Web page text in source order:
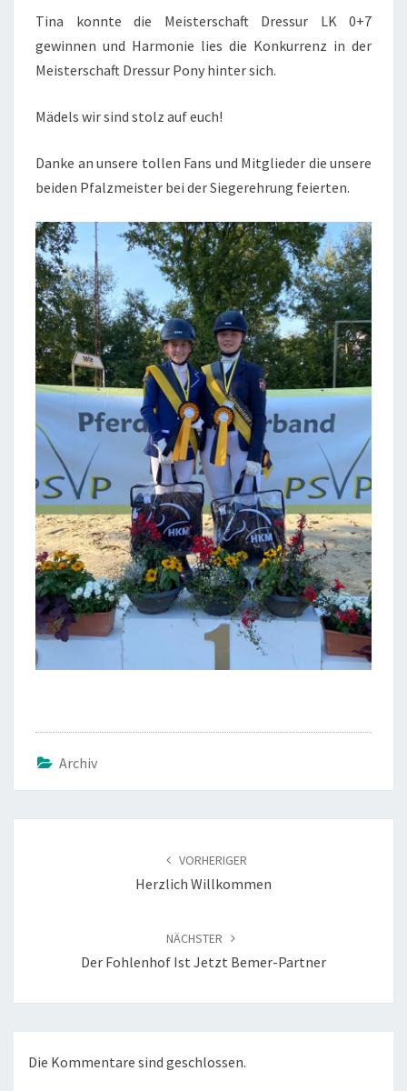
Tina konnte die Meisterschaft Dressur LK 0+7
gewinnen und Harmonie lies die Konkurrenz in der
Meisterschaft Dressur Pony hinter sich.
Mädels wir sind stolz auf euch!
Danke an unsere tollen Fans und Mitglieder die unsere
beiden Pfalzmeister bei der Siegerehrung feierten.
Archiv
VORHERIGER
Herzlich Willkommen
NÄCHSTER
Der Fohlenhof Ist Jetzt Bemer-Partner
Die Kommentare sind geschlossen.